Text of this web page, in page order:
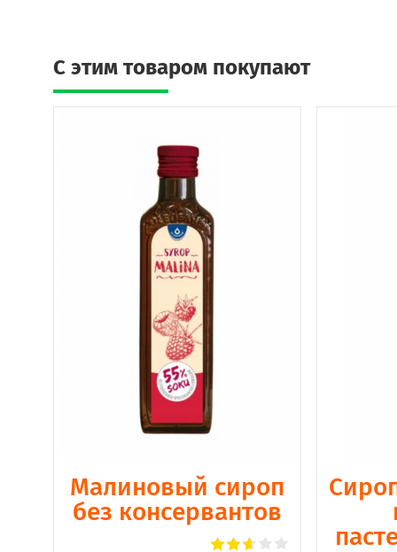
C этим товаром покупают
Малиновый сироп
без консервантов